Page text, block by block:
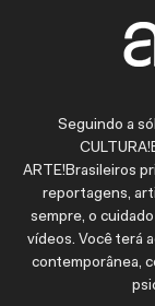
Seguindo a
ARTE!Brasileiros
reportagens,
sempre, o
vídeos. Você terá
contemporânea,